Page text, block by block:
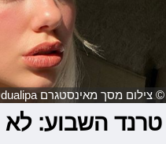
© צילום מסך מאינסטגרם dualipa@
טרנד השבוע: